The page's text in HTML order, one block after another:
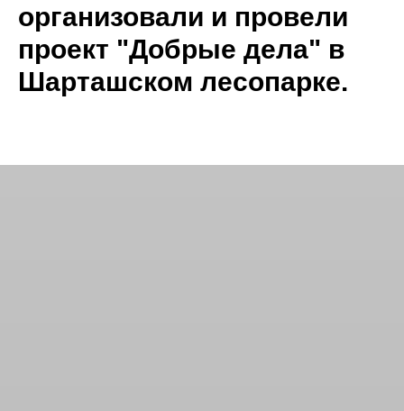
организовали и провели
проект "Добрые дела" в
Шарташском лесопарке.